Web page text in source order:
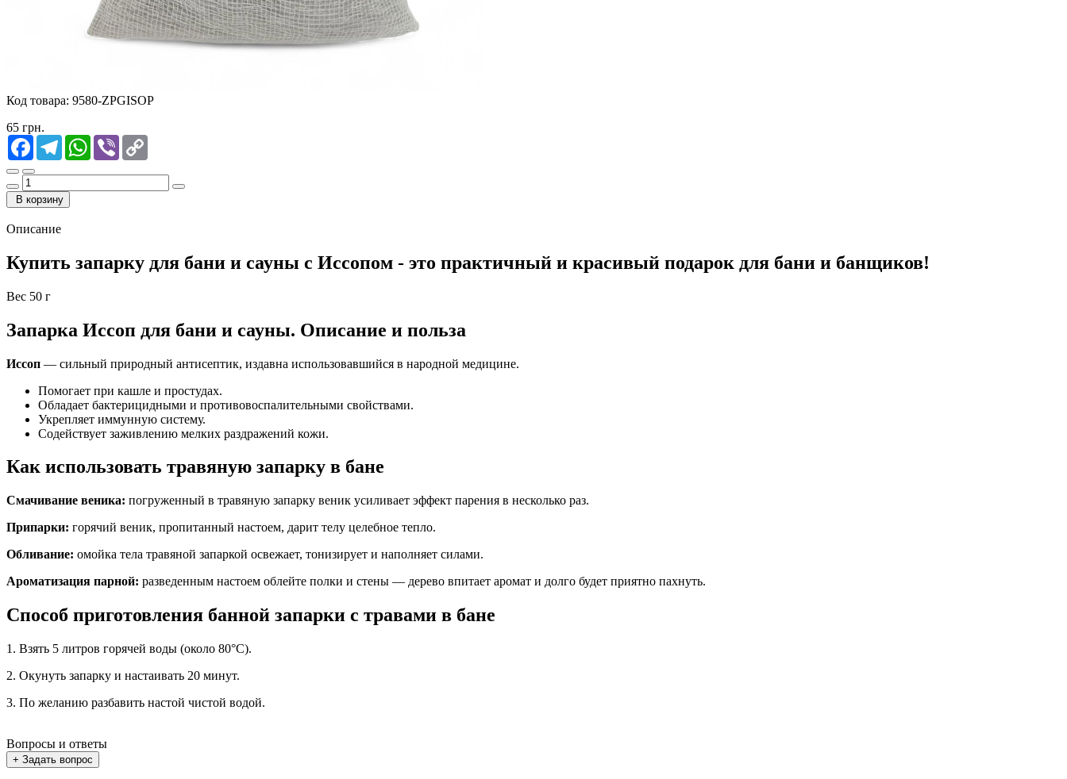
Код товара: 9580-ZPGISOP
65 грн.
FacebookTelegramWhatsApp
Viber
В корзину
Описание
Купить запарку для бани и сауны с Иссопом - это практичный и красивый подарок для бани и банщиков!
Вес 50 г
Запарка Иссоп для бани и сауны. Описание и польза
Иссоп — сильный природный антисептик, издавна использовавшийся в народной медицине.
Помогает при кашле и простудах.
Обладает бактерицидными и противовоспалительными свойствами.
Укрепляет иммунную систему.
Содействует заживлению мелких раздражений кожи.
Как использовать травяную запарку в бане
Смачивание веника: погруженный в травяную запарку веник усиливает эффект парения в несколько раз.
Припарки: горячий веник, пропитанный настоем, дарит телу целебное тепло.
Обливание: омойка тела травяной запаркой освежает, тонизирует и наполняет силами.
Ароматизация парной: разведенным настоем облейте полки и стены — дерево впитает аромат и долго будет приятно пахнуть.
Способ приготовления банной запарки с травами в бане
1. Взять 5 литров горячей воды (около 80°C).
2. Окунуть запарку и настаивать 20 минут.
3. По желанию разбавить настой чистой водой.
Вопросы и ответы
+ Задать вопрос